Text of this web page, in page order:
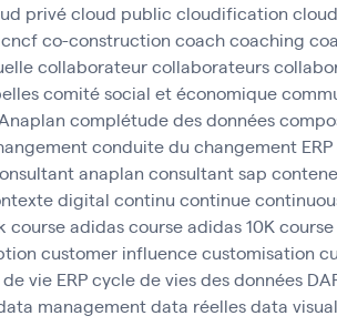
privécloud public cloudification
cncfco-construction coachcoaching
collaborateurcollaborateurs
comité social et économique
complétude des données
conduite du changement ERP
anaplan consultant sap
digital continu continue
course adidascourse adidas 10K
customer influencecustomisation
vie ERPcycle de vies des données
managementdata réellesdata